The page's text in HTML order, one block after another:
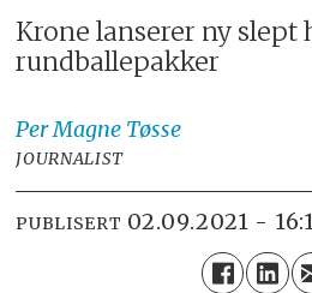
Krone lanserer ny slept
rundballepakker
Per Magne Tøsse
JOURNALIST
PUBLISERT 02.09.2021 -